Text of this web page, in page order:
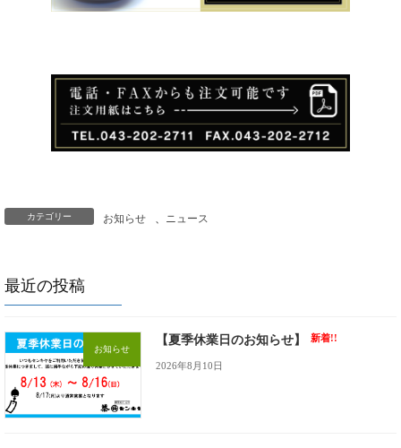
カテゴリー お知らせ 、 ニュース
最近の投稿
お知らせ
【夏季休業日のお知らせ】 新着!!
2026年8月10日